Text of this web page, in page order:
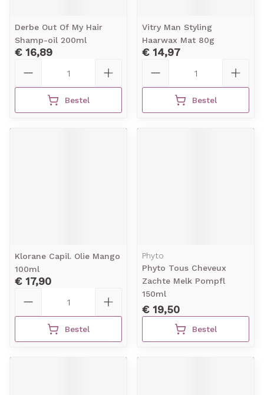
Derbe Out Of My Hair
Shamp-oil 200ml
€ 16,89
Bestel
Vitry Man Styling
Haarwax Mat 80g
€ 14,97
Bestel
Klorane Capil. Olie Mango
100ml
€ 17,90
Bestel
Phyto
Phyto Tous Cheveux
Zachte Melk Pompfl
150ml
€ 19,50
Bestel